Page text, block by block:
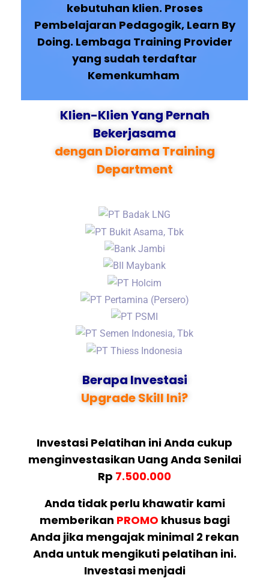
kebutuhan klien. Proses
Pembelajaran Pedagogik, Learn By
Doing. Lembaga Training Provider
yang sudah terdaftar
Kemenkumham
Klien-Klien Yang Pernah
Bekerjasama
dengan Diorama Training
Department
Berapa Investasi
Upgrade Skill Ini?
Investasi Pelatihan ini Anda cukup
menginvestasikan Uang Anda Senilai
Rp 7.500.000
Anda tidak perlu khawatir kami
memberikan PROMO khusus bagi
Anda jika mengajak minimal 2 rekan
Anda untuk mengikuti pelatihan ini.
Investasi menjadi